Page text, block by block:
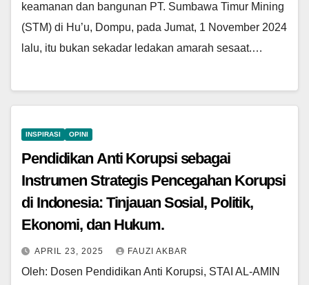
keamanan dan bangunan PT. Sumbawa Timur Mining
(STM) di Hu’u, Dompu, pada Jumat, 1 November 2024
lalu, itu bukan sekadar ledakan amarah sesaat.…
INSPIRASI OPINI
Pendidikan Anti Korupsi sebagai
Instrumen Strategis Pencegahan Korupsi
di Indonesia: Tinjauan Sosial, Politik,
Ekonomi, dan Hukum.
APRIL 23, 2025 FAUZI AKBAR
Oleh: Dosen Pendidikan Anti Korupsi, STAI AL-AMIN